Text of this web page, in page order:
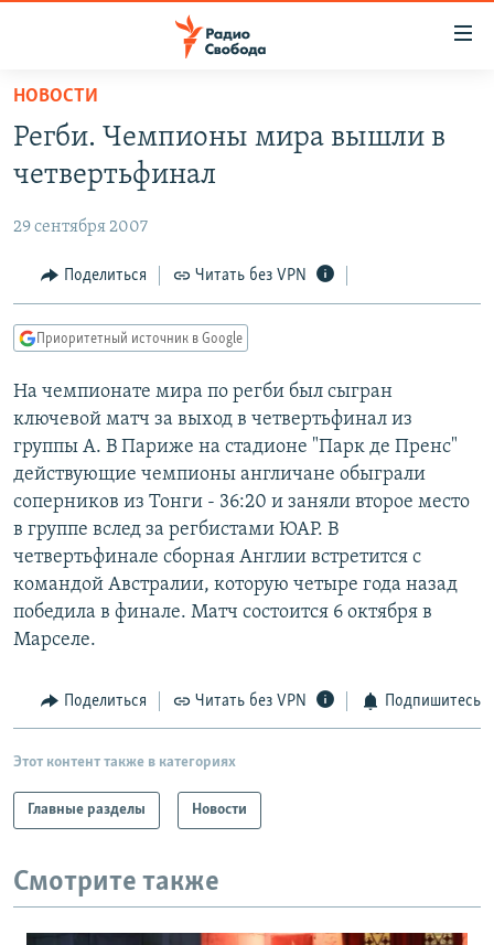
упрощенного
доступа
основному
Вернутся
главной
навигации
Вернутся
поиску
ПРОГРАММЫ
АВТОРСКИЕ ПРОЕКТЫ
ЦИТАТЫ СВОБОДЫ
МНЕНИЯ
IDEL.РЕАЛИИ
КАВКАЗ.РЕАЛИИ
СЕВЕР.РЕАЛИИ
СИБИРЬ.РЕАЛИИ
РАСПИСАНИЕ ВЕЩАНИЯ
ПОДПИШИТЕСЬ НА РАССЫЛКУ
СОЦИАЛЬНЫЕ СЕТИ
Все сайты РСЕ/РС
НОВОСТИ
Регби. Чемпионы мира вышли в
четвертьфинал
29 сентября 2007
Поделиться Читать без VPN
Приоритетный источник в Google
На чемпионате мира по регби был сыгран
ключевой матч за выход в четвертьфинал из
группы А. В Париже на стадионе "Парк де Пренс"
действующие чемпионы англичане обыграли
соперников из Тонги - 36:20 и заняли второе место
в группе вслед за регбистами ЮАР. В
четвертьфинале сборная Англии встретится с
командой Австралии, которую четыре года назад
победила в финале. Матч состоится 6 октября в
Марселе.
Поделиться Читать без VPN Подпишитесь
Этот контент также в категориях
Главные разделы Новости
Смотрите также